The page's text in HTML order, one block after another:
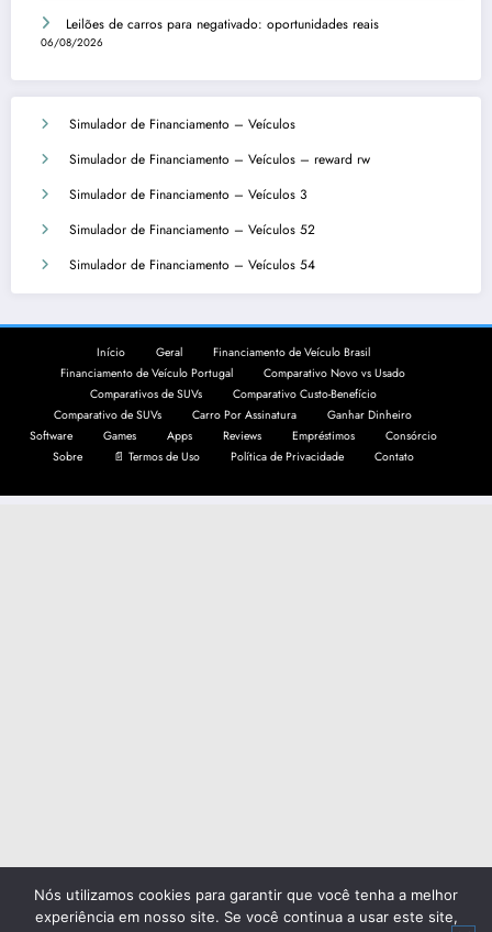
Leilões de carros para negativado: oportunidades reais
06/08/2026
Simulador de Financiamento – Veículos
Simulador de Financiamento – Veículos – reward rw
Simulador de Financiamento – Veículos 3
Simulador de Financiamento – Veículos 52
Simulador de Financiamento – Veículos 54
Início Geral
Financiamento de Veículo Brasil
Financiamento de Veículo Portugal
Comparativo Novo vs Usado
Comparativos de SUVs
Comparativo Custo-Benefício
Comparativo de SUVs
Carro Por Assinatura
Ganhar Dinheiro
Software
Games Apps Reviews Empréstimos
Consórcio
Sobre
📄 Termos de Uso Política de Privacidade Contato
Nós utilizamos cookies para garantir que você tenha a melhor
experiência em nosso site. Se você continua a usar este site,